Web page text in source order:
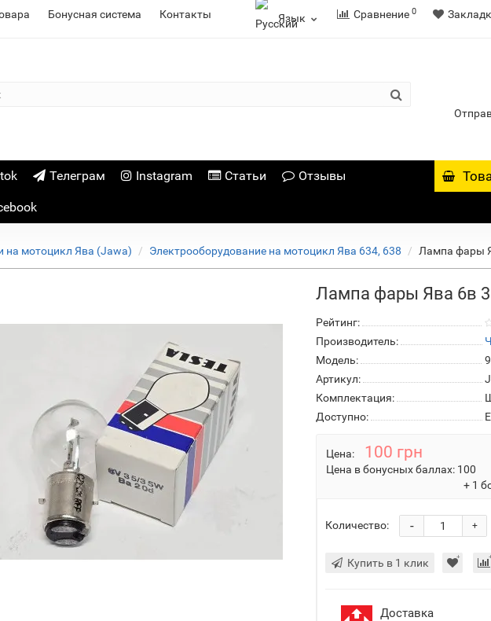
Бонусная система Контакты Язык Сравнение 0
Телеграм Instagram Статьи Отзывы
на мотоцикл Ява (Jawa) Электрооборудование на мотоцикл Ява 634, 638 Лампа фары
Лампа фары Ява 6в
Рейтинг:
Производитель:
Модель:
Артикул:
Комплектация:
Доступно:
Цена: 100 грн
Цена в бонусных баллах: 100
+ 1
Количество: +
-
Купить в 1 клик
Доставка